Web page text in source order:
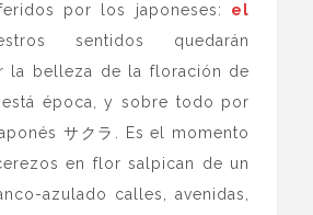
por los japoneses: el
sentidos quedarán
la belleza de la floración de
época, y sobre todo por
サクラ. Es el momento
en flor salpican de un
azulado calles, avenidas,